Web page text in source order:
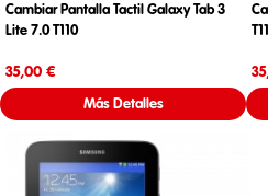
Cambiar Pantalla Tactil Galaxy Tab 3
Lite 7.0 T110
35,00 €
Más Detalles